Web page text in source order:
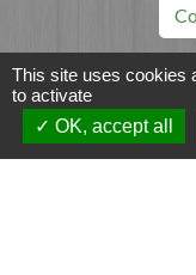
This site uses cookies
to activate
OK, accept all